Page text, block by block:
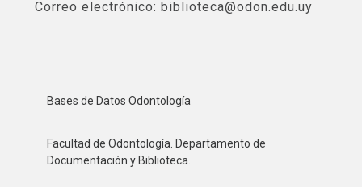
Correo electrónico: biblioteca@odon.edu.uy
Bases de Datos Odontología
Facultad de Odontología. Departamento de
Documentación y Biblioteca.